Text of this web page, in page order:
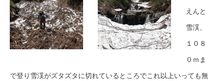
えんと
雪渓、
１０８
０ｍま
で登り雪渓がズタズタに切れているところでこれ以上いっても無